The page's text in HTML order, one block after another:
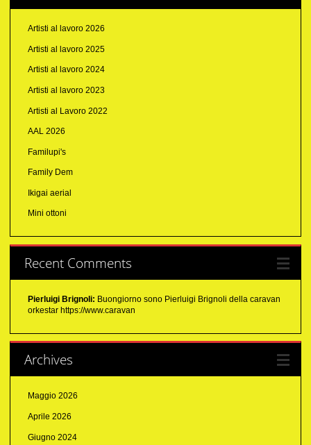
Artisti al lavoro 2026
Artisti al lavoro 2025
Artisti al lavoro 2024
Artisti al lavoro 2023
Artisti al Lavoro 2022
AAL 2026
Familupi's
Family Dem
Ikigai aerial
Mini ottoni
Recent Comments
Pierluigi Brignoli: Buongiorno sono Pierluigi Brignoli della caravan
orkestar https://www.caravan
Archives
Maggio 2026
Aprile 2026
Giugno 2024